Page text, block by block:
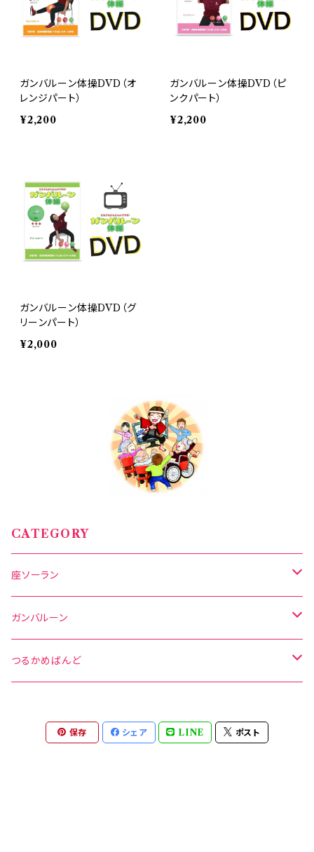
ガンバルーン体操DVD（オ
レンジパート）
¥2,200
ガンバルーン体操DVD（ピ
ンクパート）
¥2,200
ガンバルーン体操DVD（グ
リーンパート）
¥2,000
CATEGORY
座ソーラン
グッズ
CD／DVD
オリジナル法被
座ソーランスペシャリスト講座
スペシャリスト（指導者コース）
ガンバルーン
グッズ
つるかめばんど
つるかめばんど養成講座
保存 シェア LINE ポスト